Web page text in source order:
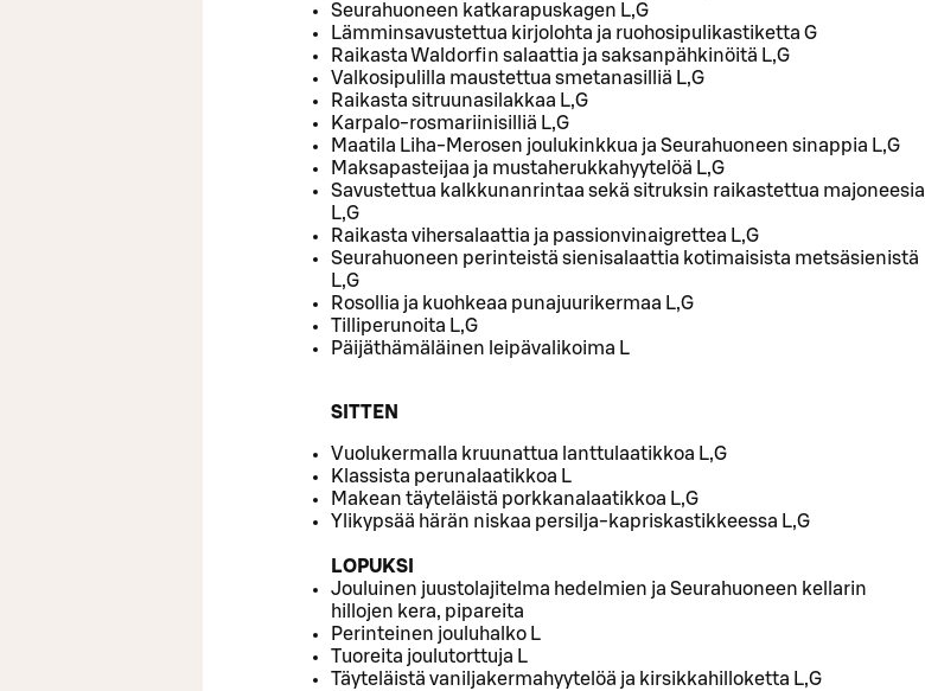
Seurahuoneen katkarapuskagen L,G
Lämminsavustettua kirjolohta ja ruohosipulikastiketta G
Raikasta Waldorfin salaattia ja saksanpähkinöitä L,G
Valkosipulilla maustettua smetanasilliä L,G
Raikasta sitruunasilakkaa L,G
Karpalo-rosmariinisilliä L,G
Maatila Liha-Merosen joulukinkkua ja Seurahuoneen sinappia L,G
Maksapasteijaa ja mustaherukkahyytelöä L,G
Savustettua kalkkunanrintaa sekä sitruksin raikastettua majoneesia
L,G
Raikasta vihersalaattia ja passionvinaigrettea L,G
Seurahuoneen perinteistä sienisalaattia kotimaisista metsäsienistä
L,G
Rosollia ja kuohkeaa punajuurikermaa L,G
Tilliperunoita L,G
Päijäthämäläinen leipävalikoima L
SITTEN
Vuolukermalla kruunattua lanttulaatikkoa L,G
Klassista perunalaatikkoa L
Makean täyteläistä porkkanalaatikkoa L,G
Ylikypsää härän niskaa persilja-kapriskastikkeessa L,G
LOPUKSI
Jouluinen juustolajitelma hedelmien ja Seurahuoneen kellarin
hillojen kera, pipareita
Perinteinen jouluhalko L
Tuoreita joulutorttuja L
Täyteläistä vaniljakermahyytelöä ja kirsikkahilloketta L,G